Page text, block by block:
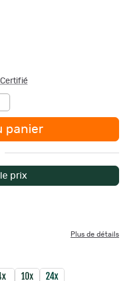
panier
prix
Plus de détails